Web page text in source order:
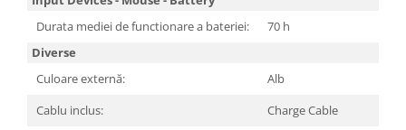
Durata mediei de functionare a bateriei:
70 h
Diverse
Culoare externă:
Alb
Cablu inclus:
Charge Cable